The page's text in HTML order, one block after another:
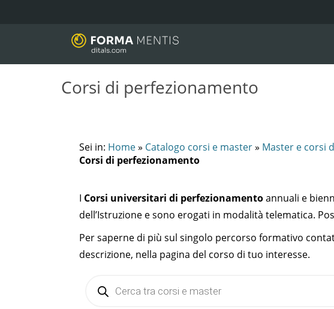
Corsi di perfezionamento
Sei in: Home» Catalogo corsi e master» Master e corsi
Corsi di perfezionamento
I Corsi universitari di perfezionamentoannuali e
dell’Istruzione e sono erogati in modalità telematica.
Per saperne di più sul singolo percorso formativo
descrizione, nella pagina del corso di tuo interesse.
search